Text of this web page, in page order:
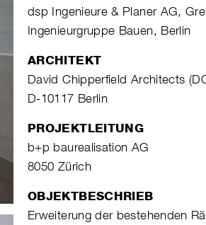
dsp Ingenieure & Planer AG,
Ingenieurgruppe Bauen, Berlin
ARCHITEKT
David Chipperfield Architects
D-10117 Berlin
PROJEKTLEITUNG
b+p baurealisation AG
8050 Zürich
OBJEKTBESCHRIEB
Erweiterung der bestehenden